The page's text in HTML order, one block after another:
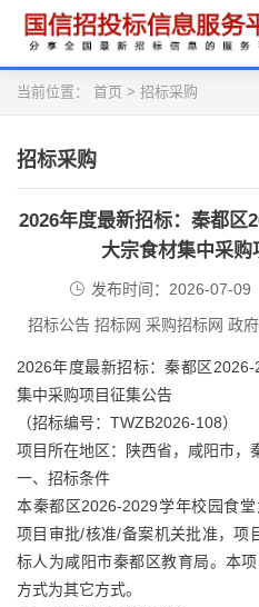
当前位置： 首页 > 招标采购
招标采购
2026年度最新招标：秦都区
大宗食材集中采购
发布时间：2026-07-09
招标公告 招标网 采购招标网 政
2026年度最新招标：秦都区
集中采购项目征集公告
（招标编号：TWZB2026‑108）
项目所在地区：陕西省，咸阳市，
一、招标条件
本秦都区2026‑2029学年校园食
项目审批/核准/备案机关批准，项
标人为咸阳市秦都区教育局。本
方式为其它方式。